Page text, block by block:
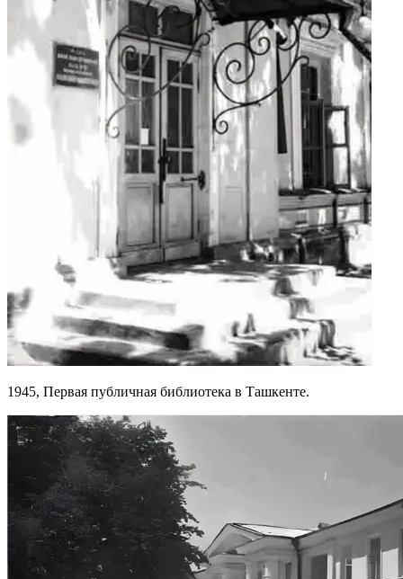
1945, Первая публичная библиотека в Ташкенте.